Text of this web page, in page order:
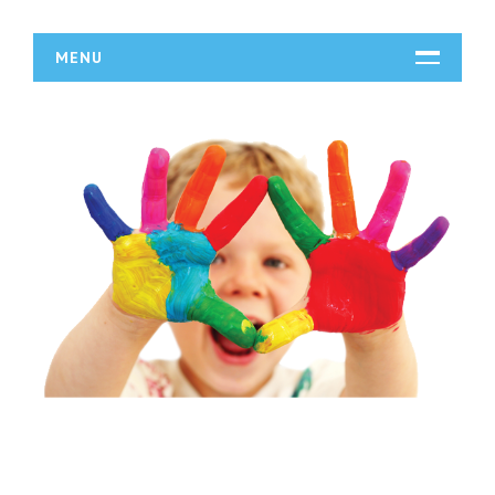
MENU
DZIAŁALNOŚĆ
Biura Rachunkowe
Doradztwo
Drukarnie
Handel
Hurtownie
Kredyty, Leasing
Oferty Pracy